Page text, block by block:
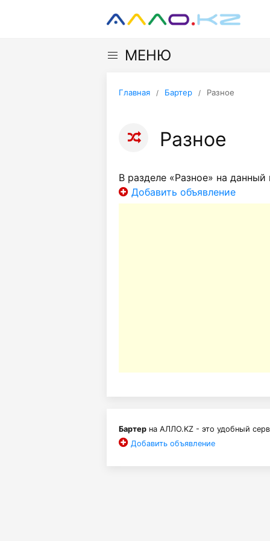
МЕНЮ
Главная Бартер Разное
Разное
В разделе «Разное» на
Добавить объявление
Бартер на АЛЛО.KZ - это удобный
Добавить объявление